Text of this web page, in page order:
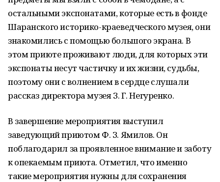
остальными экспонатами, которые есть в фонде
Шаранского историко-краеведческого музея, они
знакомились с помощью большого экрана. В
этом приюте проживают люди, для которых эти
экспонаты несут частичку и их жизни, судьбы,
поэтому они с волнением в сердце слушали
рассказ директора музея З. Г. Негуренко.
В завершение мероприятия выступил
заведующий приютом Ф. З. Ямилов. Он
поблагодарил за проявленное внимание и заботу
к опекаемым приюта. Отметил, что именно
такие мероприятия нужны для сохранения